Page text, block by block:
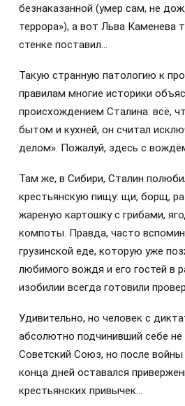
безнаказанной (умер сам, не
террора»), а вот Льва Каменева
стенке поставил…
Такую странную патологию к
правилам многие историки
происхождением Сталина: всё,
бытом и кухней, он считал
делом». Пожалуй, здесь с
Там же, в Сибири, Сталин
крестьянскую пищу: щи, борщ,
жареную картошку с грибами,
компоты. Правда, часто
грузинской еде, которую уже
любимого вождя и его гостей в
изобилии всегда готовили
Удивительно, но человек с
абсолютно подчинивший себе не
Советский Союз, но после
конца дней оставался
крестьянских привычек…